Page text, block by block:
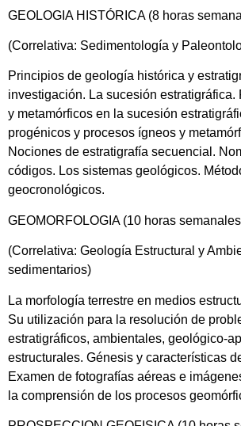
GEOLOGIA HISTÓRICA (8 horas
(Correlativa: Sedimentología y
Principios de geología histórica y
investigación. La sucesión estratigráfica.
y metamórficos en la sucesión
progénicos y procesos ígneos y
Nociones de estratigrafía secuencial.
códigos. Los sistemas geológicos.
geocronológicos.
GEOMORFOLOGIA (10 horas
(Correlativa: Geología Estructural y
sedimentarios)
La morfología terrestre en medios
Su utilización para la resolución de
estratigráficos, ambientales, geológico-
estructurales. Génesis y características
Examen de fotografías aéreas e
la comprensión de los procesos